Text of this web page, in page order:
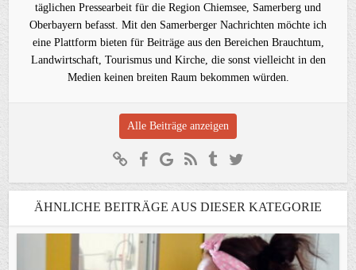
täglichen Pressearbeit für die Region Chiemsee, Samerberg und
Oberbayern befasst. Mit den Samerberger Nachrichten möchte ich
eine Plattform bieten für Beiträge aus den Bereichen Brauchtum,
Landwirtschaft, Tourismus und Kirche, die sonst vielleicht in den
Medien keinen breiten Raum bekommen würden.
Alle Beiträge anzeigen
ÄHNLICHE BEITRÄGE AUS DIESER KATEGORIE